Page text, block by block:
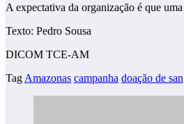
A expectativa da organização é que
Texto: Pedro Sousa
DICOM TCE-AM
Tag Amazonas campanha doação de